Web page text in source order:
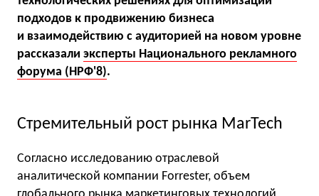
подходов к продвижению бизнеса
и взаимодействию с аудиторией на новом уровне
рассказали эксперты Национального рекламного
форума (НРФ'8).
Стремительный рост рынка MarTech
Согласно исследованию отраслевой
аналитической компании Forrester, объем